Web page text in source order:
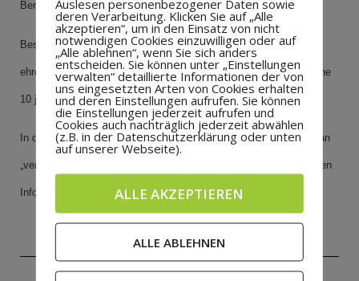
Berendine Hindriksen.
Besonders geehrt wurde Johann Vrielmann für seine 35 jährige
ehrenamtliche Vorstandstätigkeit, sowie Bernd Vrielmann für seine
10 jährige ehrenamtliche Tätigkeit als Fußballfachwart.
In der sehr angenehmen Atmosphäre wurden viele Erinnerungen an
„vergangene sportliche Zeiten“ geweckt und führten zu einem regen
Informationsaustausch unter den Gästen.
Auslesen personenbezogener Daten sowie
deren Verarbeitung. Klicken Sie auf „Alle
akzeptieren“, um in den Einsatz von nicht
notwendigen Cookies einzuwilligen oder auf
„Alle ablehnen“, wenn Sie sich anders
entscheiden. Sie können unter „Einstellungen
verwalten“ detaillierte Informationen der von
uns eingesetzten Arten von Cookies erhalten
und deren Einstellungen aufrufen. Sie können
die Einstellungen jederzeit aufrufen und
Cookies auch nachträglich jederzeit abwählen
(z.B. in der Datenschutzerklärung oder unten
auf unserer Webseite).
ALLE AKZEPTIEREN
ALLE ABLEHNEN